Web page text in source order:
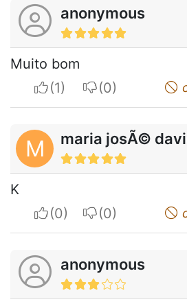
anonymous
Muito bom
I apreciateI do not
M maria josÃ©
K
I apreciateI do not
anonymous